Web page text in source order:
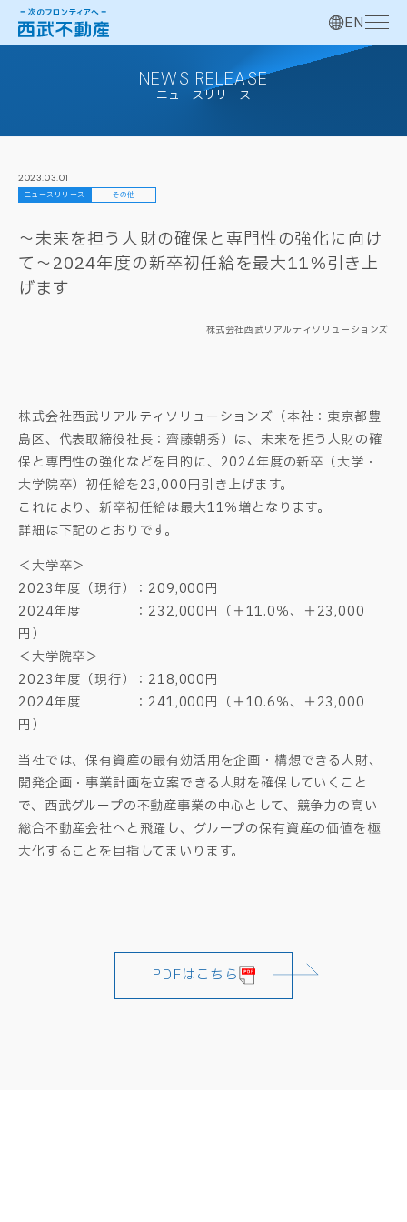
EN
NEWS RELEASE
ニュースリリース
2023.03.01
ニュースリリース その他
～未来を担う人財の確保と専門性の強化に向け
て～2024年度の新卒初任給を最大11％引き上
げます
株式会社西武リアルティソリューションズ
株式会社西武リアルティソリューションズ（本社：東京都豊
島区、代表取締役社長：齊藤朝秀）は、未来を担う人財の確
保と専門性の強化などを目的に、2024年度の新卒（大学・
大学院卒）初任給を23,000円引き上げます。
これにより、新卒初任給は最大11％増となります。
詳細は下記のとおりです。
＜大学卒＞
2023年度（現行）：209,000円
2024年度 ：232,000円（＋11.0％、＋23,000
円）
＜大学院卒＞
2023年度（現行）：218,000円
2024年度 ：241,000円（＋10.6％、＋23,000
円）
当社では、保有資産の最有効活用を企画・構想できる人財、
開発企画・事業計画を立案できる人財を確保していくこと
で、西武グループの不動産事業の中心として、競争力の高い
総合不動産会社へと飛躍し、グループの保有資産の価値を極
大化することを目指してまいります。
PDFはこちら